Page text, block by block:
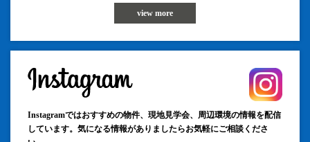
view more
Instagramではおすすめの物件、現地見学会、周辺環境の情報を配信
しています。気になる情報がありましたらお気軽にご相談くださ